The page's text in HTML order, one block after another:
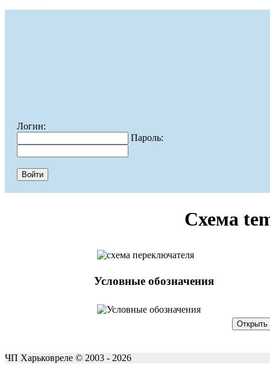
Логин:
Пароль:
Схема
Условные обозначения
ЧП Харьковреле © 2003 - 2026